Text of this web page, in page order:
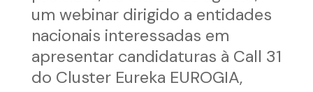
um webinar dirigido a entidades
nacionais interessadas em
apresentar candidaturas à Call 31
do Cluster Eureka EUROGIA,